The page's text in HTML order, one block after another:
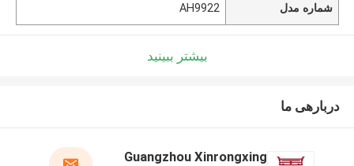
شماره مدل AH9922
بیشتر ببینید
دربارهی ما
Guangzhou Xinrongxing